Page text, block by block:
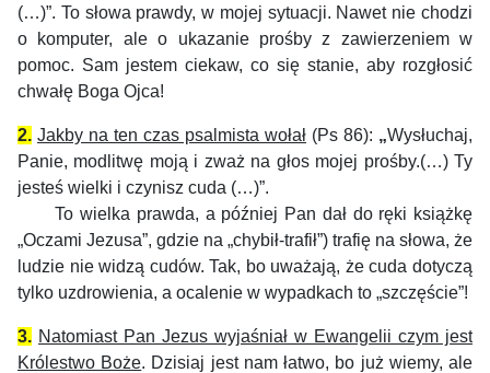
(…)”. To słowa prawdy, w mojej sytuacji. Nawet nie chodzi
o komputer, ale o ukazanie prośby z zawierzeniem w
pomoc. Sam jestem ciekaw, co się stanie, aby rozgłosić
chwałę Boga Ojca!
2. Jakby na ten czas psalmista wołał (Ps 86): „Wysłuchaj,
Panie, modlitwę moją i zważ na głos mojej prośby.(…) Ty
jesteś wielki i czynisz cuda (…)”.
To wielka prawda, a później Pan dał do ręki książkę
„Oczami Jezusa”, gdzie na „chybił-trafił”) trafię na słowa, że
ludzie nie widzą cudów. Tak, bo uważają, że cuda dotyczą
tylko uzdrowienia, a ocalenie w wypadkach to „szczęście”!
3. Natomiast Pan Jezus wyjaśniał w Ewangelii czym jest
Królestwo Boże. Dzisiaj jest nam łatwo, bo już wiemy, ale